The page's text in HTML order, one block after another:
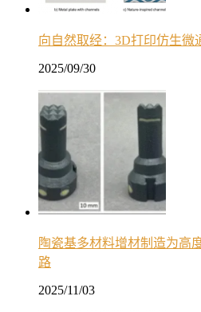
向自然取经：3D打印仿生微
2025/09/30
陶瓷基多材料增材制造为高
路
2025/11/03